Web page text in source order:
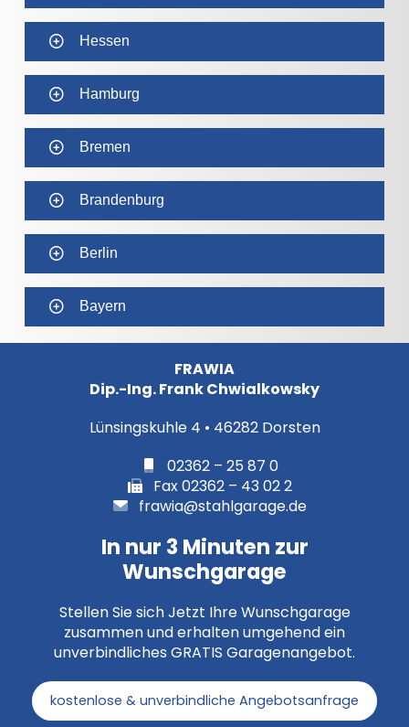
Hessen
Hamburg
Bremen
Brandenburg
Berlin
Bayern
FRAWIA
Dip.-Ing. Frank Chwialkowsky
Lünsingskuhle 4 • 46282 Dorsten
02362 – 25 87 0
Fax 02362 – 43 02 2
frawia@stahlgarage.de
In nur 3 Minuten zur
Wunschgarage
Stellen Sie sich Jetzt Ihre Wunschgarage
zusammen und erhalten umgehend ein
unverbindliches GRATIS Garagenangebot.
kostenlose & unverbindliche Angebotsanfrage